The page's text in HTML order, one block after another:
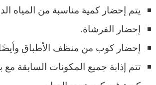
يتم إحضار كمية مناسبة من المياه
إحضار الفرشاة.
إحضار كوب من منظف الأطباق
تتم إذابة جميع المكونات السابقة